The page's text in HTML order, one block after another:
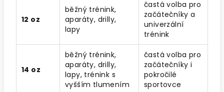
12 oz
běžný trénink,
aparáty, drilly,
lapy
častá volba pro
začátečníky a
univerzální
trénink
14 oz
běžný trénink,
aparáty, drilly,
lapy, trénink s
vyšším tlumením
častá volba pro
začátečníky i
pokročilé
sportovce